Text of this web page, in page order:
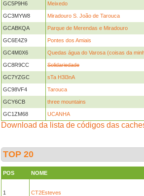
GC5P9H6 Meixedo
GC3MYW8 Miradouro S. João de Tarouca
GCABKQA Parque de Merendas e Miradouro
GC6E4Z9 Pontes dos Amiais
GC4M0X6 Quedas água do Varosa (coisas da
GC8R9CC Solidariedade
GC7YZGC sTa H3l3nA
GC98VF4 Tarouca
GCY6CB three mountains
GC1ZM68 UCANHA
Download da lista de códigos das
TOP 20
POS NOME
1 CT2Esteves